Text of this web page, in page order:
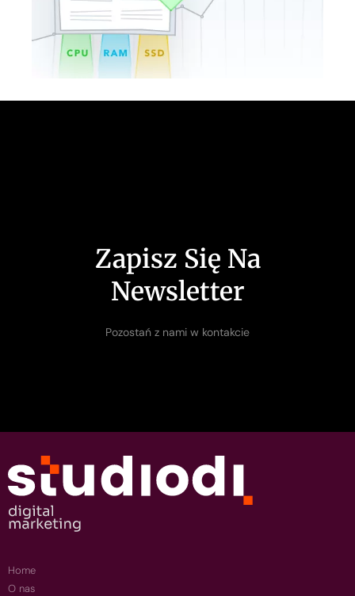
Zapisz Się Na
Newsletter
Pozostań z nami w kontakcie
Home
O nas